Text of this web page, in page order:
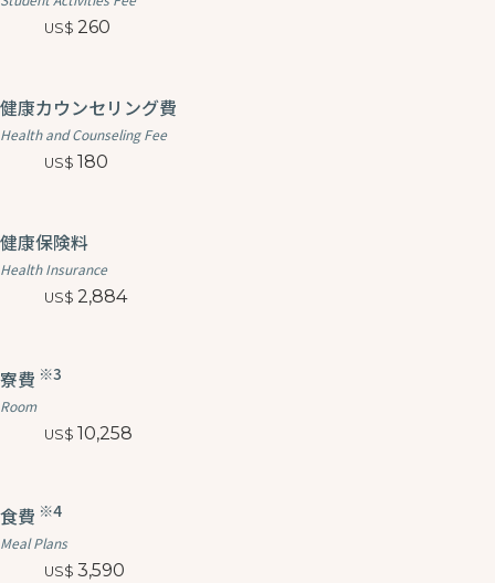
260
健康カウンセリング費
Health and Counseling Fee
180
健康保険料
Health Insurance
2,884
寮費 ※3
Room
10,258
食費 ※4
Meal Plans
3,590